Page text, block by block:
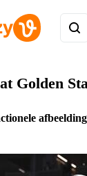
Golden